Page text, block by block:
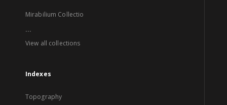
Mirabilium Collectio
...
View all collections
Indexes
Topography